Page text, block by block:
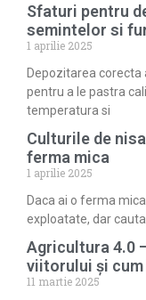
Sfaturi pentru
semintelor si
1 aprilie 2025
Depozitarea
pentru a le pastra
temperatura si
Culturile de
ferma mica
1 aprilie 2025
Daca ai o ferma
exploatate, dar
Agricultura 4.0
viitorului și
11 martie 2025